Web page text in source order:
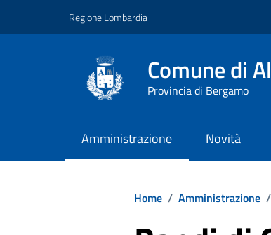
Regione Lombardia
Comune di
Provincia di Bergamo
Amministrazione Novità
Home / Amministrazione /